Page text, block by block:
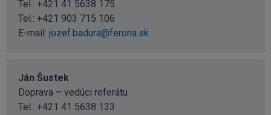
Tel.: +421 41 5638 175
Tel.: +421 903 715 106
E-mail: jozef.badura@ferona.sk
Ján Šustek
Doprava – vedúci referátu
Tel.: +421 41 5638 133